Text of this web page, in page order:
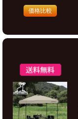
価格比較